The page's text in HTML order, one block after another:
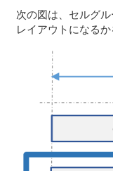
次の図は、セルグ
レイアウトになるか